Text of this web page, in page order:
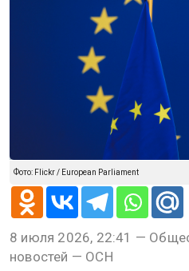
Фото: Flickr / European Parliament
8 июля 2026, 22:41 —
новостей — ОСН